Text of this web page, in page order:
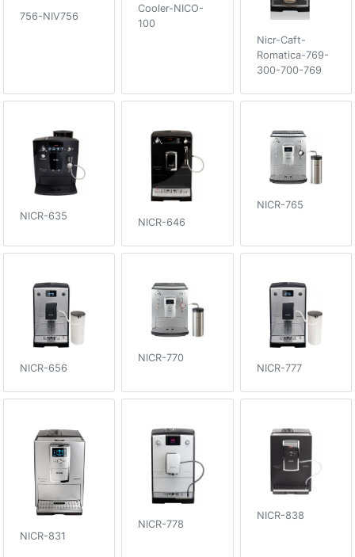
756-NIV756
Cooler-NICO-
100
Nicr-Caft-
Romatica-769-
300-700-769
NICR-635
NICR-646
NICR-765
NICR-656
NICR-770
NICR-777
NICR-831
NICR-778
NICR-838